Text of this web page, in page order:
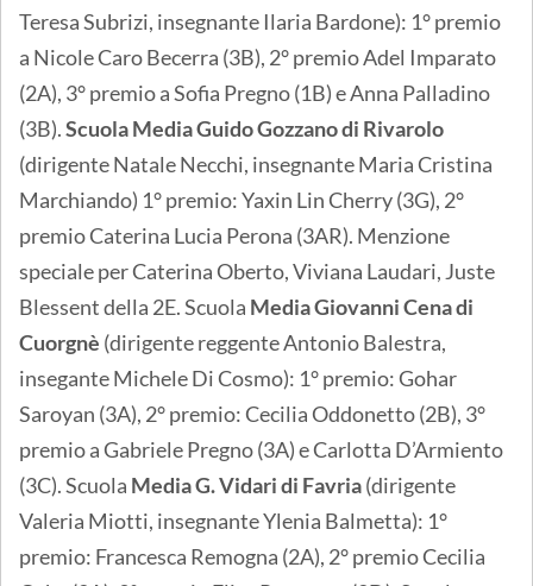
Teresa Subrizi, insegnante Ilaria Bardone): 1° premio
a Nicole Caro Becerra (3B), 2° premio Adel Imparato
(2A), 3° premio a Sofia Pregno (1B) e Anna Palladino
(3B).Scuola Media Guido Gozzano di Rivarolo
(dirigente Natale Necchi, insegnante Maria Cristina
Marchiando) 1° premio: Yaxin Lin Cherry (3G), 2°
premio Caterina Lucia Perona (3AR). Menzione
speciale per Caterina Oberto, Viviana Laudari, Juste
Blessent della 2E. Scuola Media Giovanni Cena di
Cuorgnè (dirigente reggente Antonio Balestra,
insegante Michele Di Cosmo): 1° premio: Gohar
Saroyan (3A), 2° premio: Cecilia Oddonetto (2B), 3°
premio a Gabriele Pregno (3A) e Carlotta D’Armiento
(3C). Scuola Media G. Vidari di Favria(dirigente
Valeria Miotti, insegnante Ylenia Balmetta): 1°
premio: Francesca Remogna (2A), 2° premio Cecilia